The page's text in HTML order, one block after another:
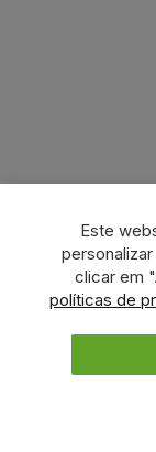
Este
clicar em
políticas de